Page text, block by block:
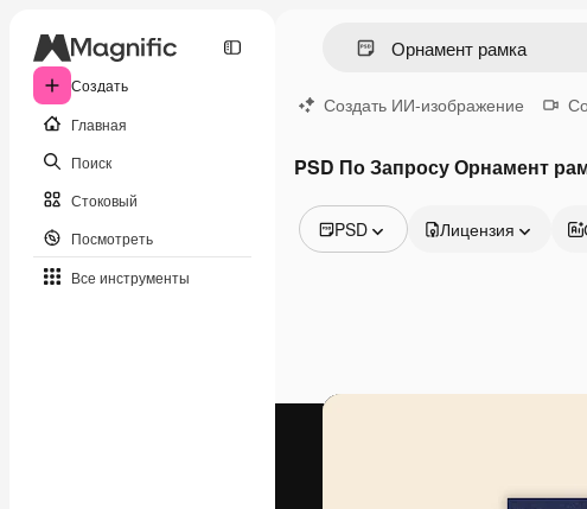
Создать
Главная
Поиск
Стоковый
Посмотреть
Все инструменты
Создать ИИ-изображение
PSD По Запросу Орнамент
PSD
Видео
Лицензия